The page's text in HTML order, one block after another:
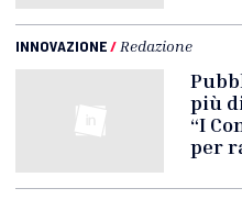
INNOVAZIONE/Redazione
più
“I
per